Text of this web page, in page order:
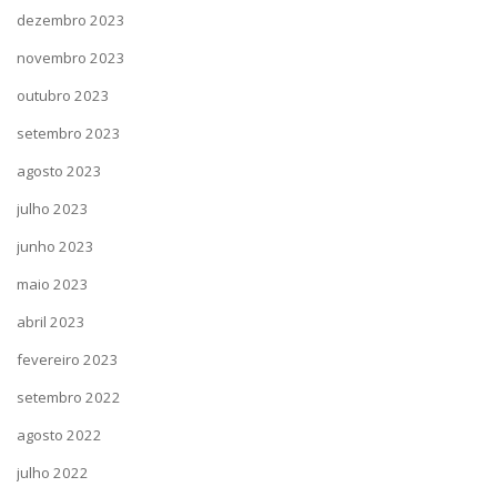
dezembro 2023
novembro 2023
outubro 2023
setembro 2023
agosto 2023
julho 2023
junho 2023
maio 2023
abril 2023
fevereiro 2023
setembro 2022
agosto 2022
julho 2022